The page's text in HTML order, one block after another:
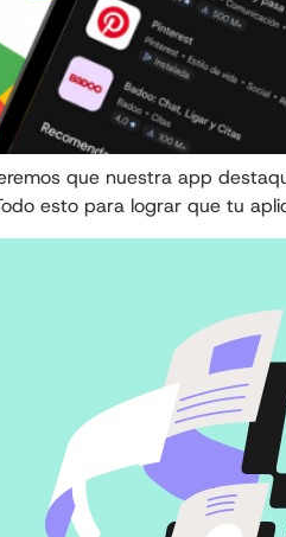
que nuestra app
esto para lograr que tu